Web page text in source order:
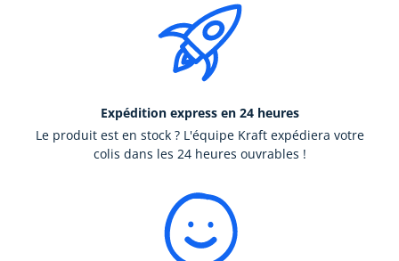
Expédition express en 24 heures
Le produit est en stock ? L'équipe Kraft expédiera votre
colis dans les 24 heures ouvrables !